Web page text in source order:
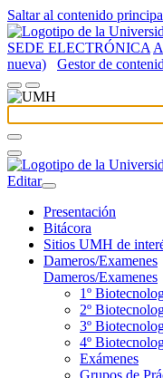
Saltar al contenido
SEDE ELECTRÓNICA
nueva)
Gestor de
Editar
Presentación
Bitácora
Sitios UMH de
Dameros/Examenes
Dameros/Examenes
1º
2º
3º
4º
Exámenes
Grupos de